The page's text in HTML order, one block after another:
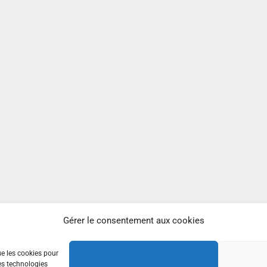
Gérer le consentement aux cookies
les cookies pour
technologies